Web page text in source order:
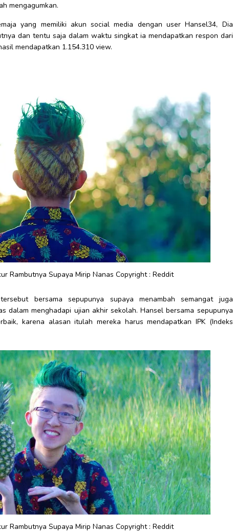
mengagumkan.
yang memiliki akun social media dengan user Hansel34, Dia
dan tentu saja dalam waktu singkat ia mendapatkan respon dari
mendapatkan 1.154.310 view.
Rambutnya Supaya Mirip Nanas Copyright : Reddit
bersama sepupunya supaya menambah semangat juga
dalam menghadapi ujian akhir sekolah. Hansel bersama sepupunya
karena alasan itulah mereka harus mendapatkan IPK (Indeks
Rambutnya Supaya Mirip Nanas Copyright : Reddit